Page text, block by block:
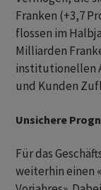
Franken (+3,7
flossen im
Milliarden
institutionellen
und Kunden
Unsichere
Für das
weiterhin einen